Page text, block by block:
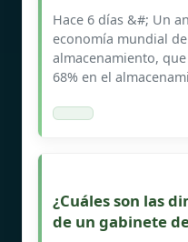
Hace 6 días &#; Un
economía mundial
almacenamiento,
68% en el
¿Cuáles son las
de un gabinete